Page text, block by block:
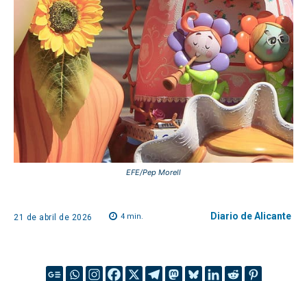
EFE/Pep Morell
21 de abril de 2026 4min. Diario de Alicante